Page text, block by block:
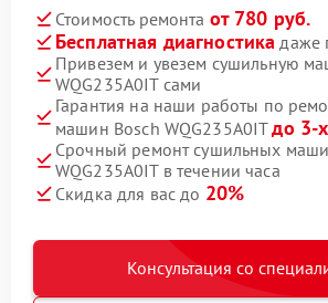
Стоимость ремонта от 780 руб.
Бесплатная диагностика даже
Привезем и увезем сушильную
WQG235A0IT сами
Гарантия на наши работы по
машин Bosch WQG235A0ITдо 3-
Срочный ремонт сушильных
WQG235A0IT в течении часа
Скидка для вас до 20%
Консультация со